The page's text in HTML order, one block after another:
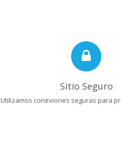
Sitio Seguro
Utilizamos conexiones seguras para